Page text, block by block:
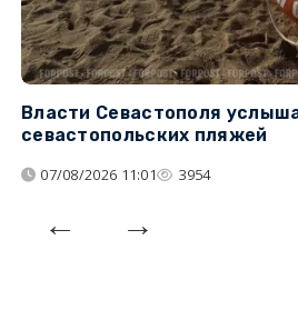
Власти Севастополя
севастопольских пляжей
07/08/2026 11:01 3954